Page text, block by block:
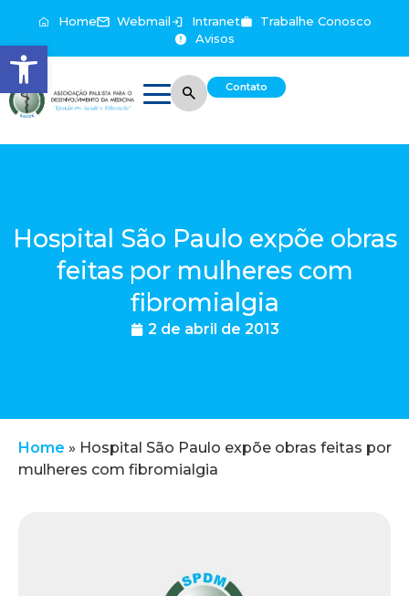
Abrir a barra de ferramentas
Home Webmail Intranet
Trabalhe Conosco
Avisos
Contato
Hospital São Paulo expõe obras
feitas por mulheres com
fibromialgia
2 de abril de 2013
Home » Hospital São Paulo expõe obras feitas por
mulheres com fibromialgia